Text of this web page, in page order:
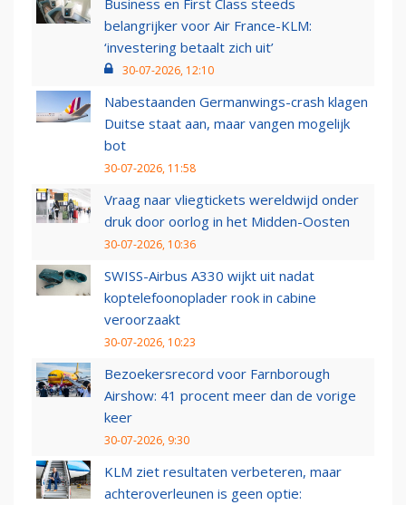
Business en First Class steeds
belangrijker voor Air France-KLM:
‘investering betaalt zich uit’
30-07-2026, 12:10
Nabestaanden Germanwings-crash klagen
Duitse staat aan, maar vangen mogelijk
bot
30-07-2026, 11:58
Vraag naar vliegtickets wereldwijd onder
druk door oorlog in het Midden-Oosten
30-07-2026, 10:36
SWISS-Airbus A330 wijkt uit nadat
koptelefoonoplader rook in cabine
veroorzaakt
30-07-2026, 10:23
Bezoekersrecord voor Farnborough
Airshow: 41 procent meer dan de vorige
keer
30-07-2026, 9:30
KLM ziet resultaten verbeteren, maar
achteroverleunen is geen optie: